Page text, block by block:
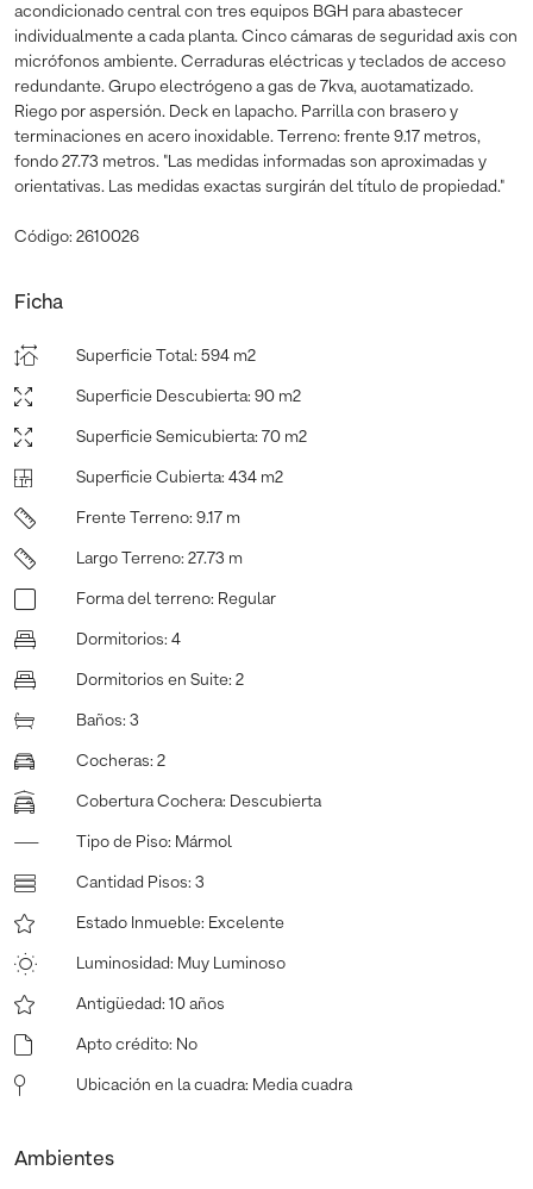
acondicionado central con tres equipos BGH para abastecer
individualmente a cada planta. Cinco cámaras de seguridad axis con
micrófonos ambiente. Cerraduras eléctricas y teclados de acceso
redundante. Grupo electrógeno a gas de 7kva, auotamatizado.
Riego por aspersión. Deck en lapacho. Parrilla con brasero y
terminaciones en acero inoxidable. Terreno: frente 9.17 metros,
fondo 27.73 metros. "Las medidas informadas son aproximadas y
orientativas. Las medidas exactas surgirán del título de propiedad."
Código: 2610026
Ficha
Superficie Total : 594 m2
Superficie Descubierta: 90 m2
Superficie Semicubierta: 70 m2
Superficie Cubierta: 434 m2
Frente Terreno: 9.17 m
Largo Terreno: 27.73 m
Forma del terreno: Regular
Dormitorios: 4
Dormitorios en Suite: 2
Baños: 3
Cocheras: 2
Cobertura Cochera: Descubierta
Tipo de Piso: Mármol
Cantidad Pisos: 3
Estado Inmueble: Excelente
Luminosidad: Muy Luminoso
Antigüedad: 10 años
Apto crédito: No
Ubicación en la cuadra: Media cuadra
Ambientes